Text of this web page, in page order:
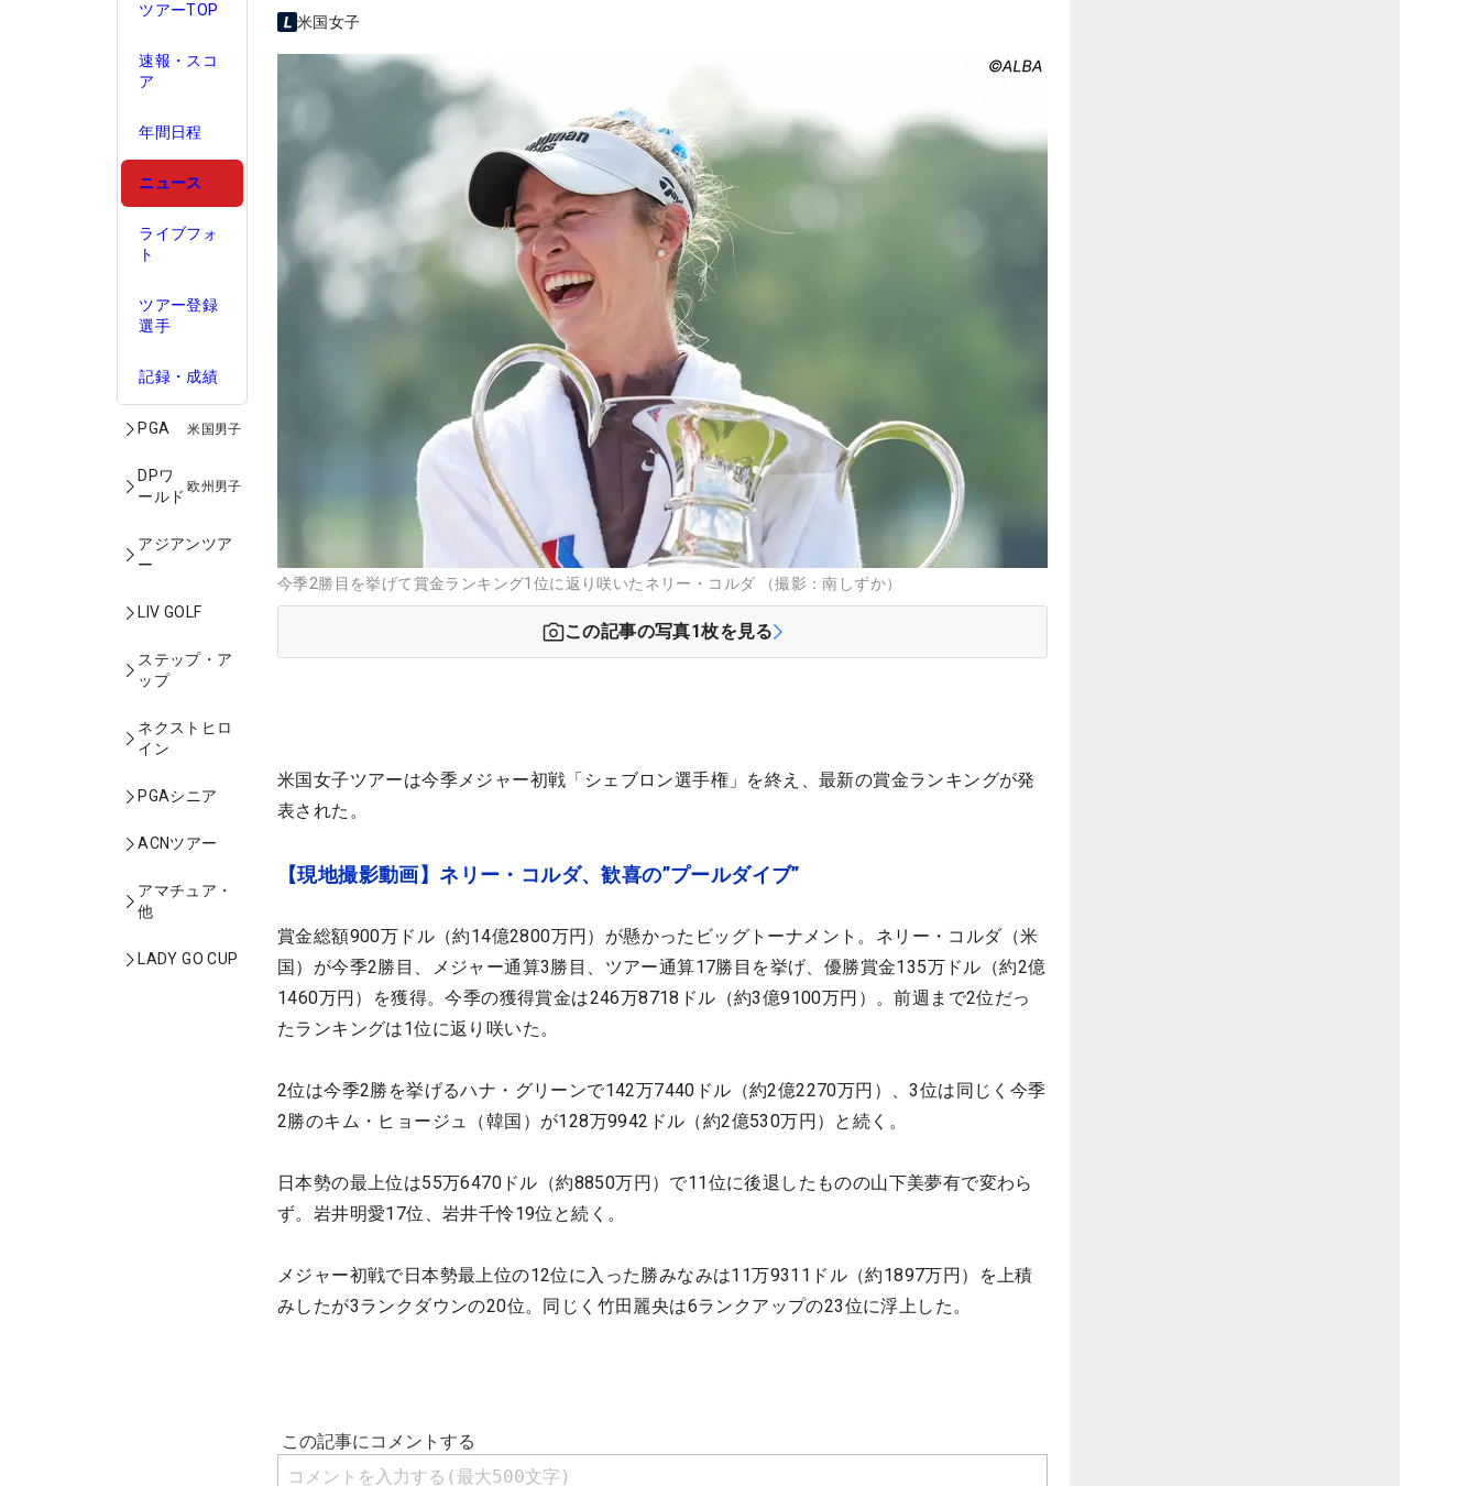
ツアーTOP
速報・スコ
ア
年間日程
ニュース
ライブフォ
ト
ツアー登録
選手
記録・成績
PGA 米国男子
DPワ
ールド
欧州男子
アジアンツア
ー
LIV GOLF
ステップ・ア
ップ
ネクストヒロ
イン
PGAシニア
ACNツアー
アマチュア・
他
LADY GO CUP
米国女子
今季2勝目を挙げて賞金ランキング1位に返り咲いたネリー・コルダ （撮影：南しずか）
この記事の写真1枚を見る
米国女子ツアーは今季メジャー初戦「シェブロン選手権」を終え、最新の賞金ランキングが発
表された。
【現地撮影動画】ネリー・コルダ、歓喜の”プールダイブ”
賞金総額900万ドル（約14億2800万円）が懸かったビッグトーナメント。ネリー・コルダ（米
国）が今季2勝目、メジャー通算3勝目、ツアー通算17勝目を挙げ、優勝賞金135万ドル（約2億
1460万円）を獲得。今季の獲得賞金は246万8718ドル（約3億9100万円）。前週まで2位だっ
たランキングは1位に返り咲いた。
2位は今季2勝を挙げるハナ・グリーンで142万7440ドル（約2億2270万円）、3位は同じく今季
2勝のキム・ヒョージュ（韓国）が128万9942ドル（約2億530万円）と続く。
日本勢の最上位は55万6470ドル（約8850万円）で11位に後退したものの山下美夢有で変わら
ず。岩井明愛17位、岩井千怜19位と続く。
メジャー初戦で日本勢最上位の12位に入った勝みなみは11万9311ドル（約1897万円）を上積
みしたが3ランクダウンの20位。同じく竹田麗央は6ランクアップの23位に浮上した。